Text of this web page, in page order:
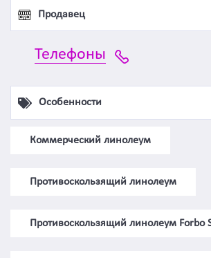
Продавец
Телефоны
Особенности
Коммерческий линолеум
Противоскользящий линолеум
Противоскользящий линолеум Forbo